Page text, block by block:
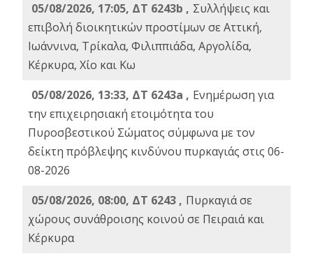
05/08/2026, 17:05, ΔΤ 6243b , Συλλήψεις και
επιβολή διοικητικών προστίμων σε Αττική,
Ιωάννινα, Τρίκαλα, Φιλιππιάδα, Αργολίδα,
Κέρκυρα, Χίο και Κω
05/08/2026, 13:33, ΔΤ 6243a , Ενημέρωση για
την επιχειρησιακή ετοιμότητα του
Πυροσβεστικού Σώματος σύμφωνα με τον
δείκτη πρόβλεψης κινδύνου πυρκαγιάς στις 06-
08-2026
05/08/2026, 08:00, ΔΤ 6243 , Πυρκαγιά σε
χώρους συνάθροισης κοινού σε Πειραιά και
Κέρκυρα